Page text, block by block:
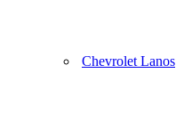
Chevrolet Lanos